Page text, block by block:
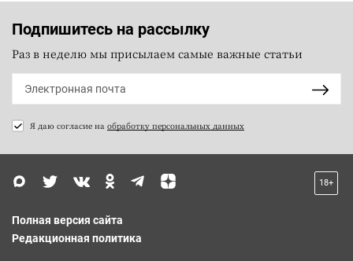
Подпишитесь на рассылку
Раз в неделю мы присылаем самые важные статьи
Я даю согласие на обработку персональных данных
18+
Полная версия сайта
Редакционная политика